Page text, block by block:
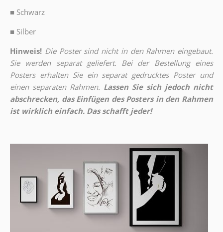
■ Schwarz
■ Silber
Hinweis! Die Poster sind nicht in den Rahmen eingebaut.
Sie werden separat geliefert. Bei der Bestellung eines
Posters erhalten Sie ein separat gedrucktes Poster und
einen separaten Rahmen. Lassen Sie sich jedoch nicht
abschrecken, das Einfügen des Posters in den Rahmen
ist wirklich einfach. Das schafft jeder!